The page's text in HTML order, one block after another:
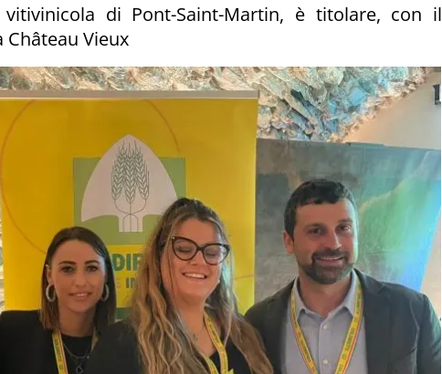
vitivinicola di Pont-Saint-Martin, è titolare, con il
Château Vieux